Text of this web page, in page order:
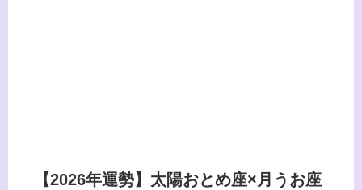
【2026年運勢】太陽おとめ座×月うお座